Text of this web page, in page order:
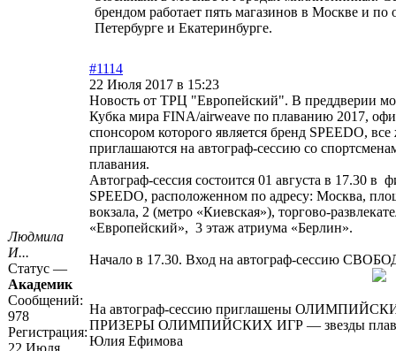
брендом работает пять магазинов в Москве и
Петербурге и Екатеринбурге.
Людмила
И...
Статус —
Академик
Сообщений:
978
Регистрация:
#1114
22 Июля 2017 в 15:23
Новость от ТРЦ "Европейский". В преддверии
Кубка мира FINA/airweave по плаванию 2017,
спонсором которого является бренд SPEEDO,
приглашаются на автограф-сессию со
плавания.
Автограф-сессия состоится 01 августа в 17.30 в
SPEEDO, расположенном по адресу: Москва,
вокзала, 2 (метро «Киевская»), торгово-
«Европейский», 3 этаж атриума «Берлин».
Начало в 17.30. Вход на автограф-сессию
На автограф-сессию приглашены
ПРИЗЕРЫ ОЛИМПИЙСКИХ ИГР — звезды
Юлия Ефимова